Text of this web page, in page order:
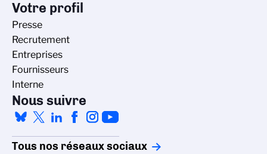
Votre profil
Presse
Recrutement
Entreprises
Fournisseurs
Interne
Nous suivre
Tous nos réseaux sociaux